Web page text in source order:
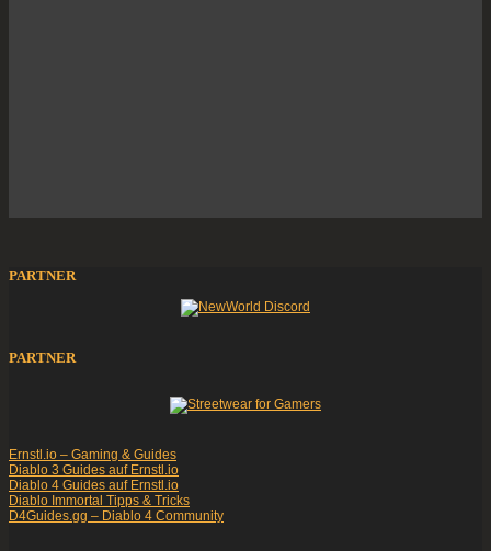
PARTNER
PARTNER
Ernstl.io – Gaming & Guides
Diablo 3 Guides auf Ernstl.io
Diablo 4 Guides auf Ernstl.io
Diablo Immortal Tipps & Tricks
D4Guides.gg – Diablo 4 Community